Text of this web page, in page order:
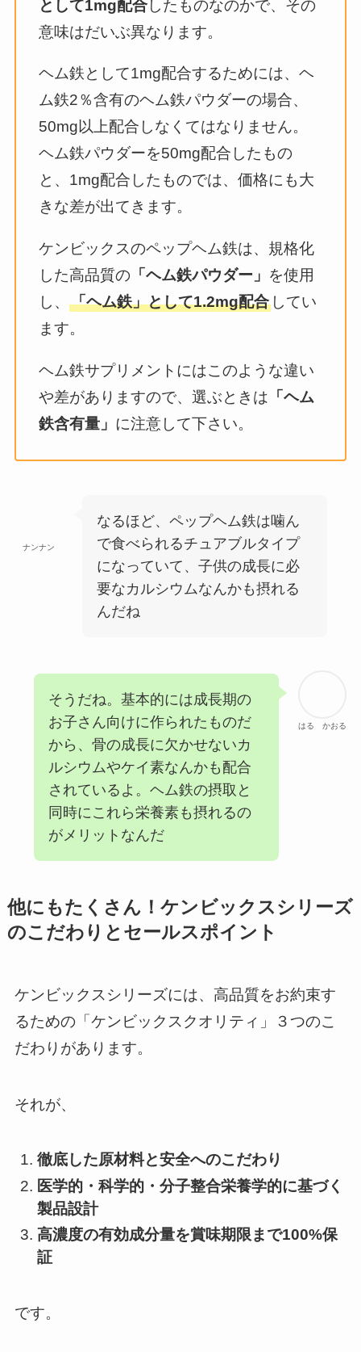
として1mg配合したものなのかで、その
意味はだいぶ異なります。
ヘム鉄として1mg配合するためには、ヘ
ム鉄2％含有のヘム鉄パウダーの場合、
50mg以上配合しなくてはなりません。
ヘム鉄パウダーを50mg配合したもの
と、1mg配合したものでは、価格にも大
きな差が出てきます。
ケンビックスのペップヘム鉄は、規格化
した高品質の 「ヘム鉄パウダー」 を使用
し、「ヘム鉄」として1.2mg配合 してい
ます。
ヘム鉄サプリメントにはこのような違い
や差がありますので、選ぶときは 「ヘム
鉄含有量」 に注意して下さい。
ナンナン
なるほど、ペップヘム鉄は噛ん
で食べられるチュアブルタイプ
になっていて、子供の成長に必
要なカルシウムなんかも摂れる
んだね
はる かおる
そうだね。基本的には成長期の
お子さん向けに作られたものだ
から、骨の成長に欠かせないカ
ルシウムやケイ素なんかも配合
されているよ。ヘム鉄の摂取と
同時にこれら栄養素も摂れるの
がメリットなんだ
他にもたくさん！ケンビックスシリーズ
のこだわりとセールスポイント
ケンビックスシリーズには、高品質をお約束す
るための「ケンビックスクオリティ」３つのこ
だわりがあります。
それが、
徹底した原材料と安全へのこだわり
医学的・科学的・分子整合栄養学的に基づく
製品設計
高濃度の有効成分量を賞味期限まで100%保
証
です。